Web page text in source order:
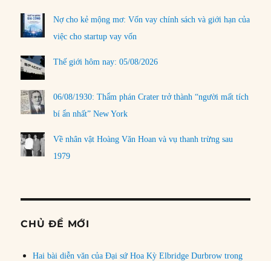
Nợ cho kẻ mộng mơ: Vốn vay chính sách và giới hạn của
việc cho startup vay vốn
Thế giới hôm nay: 05/08/2026
06/08/1930: Thẩm phán Crater trở thành “người mất tích
bí ẩn nhất” New York
Về nhân vật Hoàng Văn Hoan và vụ thanh trừng sau
1979
CHỦ ĐỀ MỚI
Hai bài diễn văn của Đại sứ Hoa Kỳ Elbridge Durbrow trong